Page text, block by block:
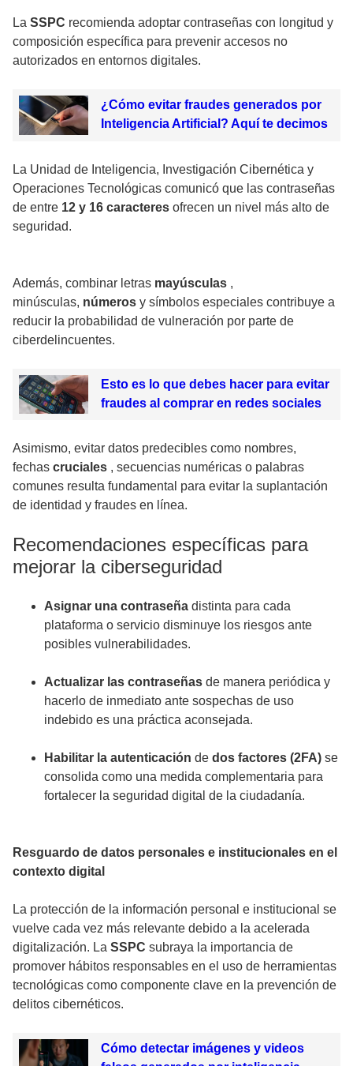
La SSPC recomienda adoptar contraseñas con longitud y
composición específica para prevenir accesos no
autorizados en entornos digitales.
¿Cómo evitar fraudes generados por
Inteligencia Artificial? Aquí te decimos
La Unidad de Inteligencia, Investigación Cibernética y
Operaciones Tecnológicas comunicó que las contraseñas
de entre 12 y 16 caracteres ofrecen un nivel más alto de
seguridad.
Además, combinar letras mayúsculas ,
minúsculas, números y símbolos especiales contribuye a
reducir la probabilidad de vulneración por parte de
ciberdelincuentes.
Esto es lo que debes hacer para evitar
fraudes al comprar en redes sociales
Asimismo, evitar datos predecibles como nombres,
fechas cruciales , secuencias numéricas o palabras
comunes resulta fundamental para evitar la suplantación
de identidad y fraudes en línea.
Recomendaciones específicas para
mejorar la ciberseguridad
Asignar una contraseña distinta para cada
plataforma o servicio disminuye los riesgos ante
posibles vulnerabilidades.
Actualizar las contraseñas de manera periódica y
hacerlo de inmediato ante sospechas de uso
indebido es una práctica aconsejada.
Habilitar la autenticación de dos factores (2FA) se
consolida como una medida complementaria para
fortalecer la seguridad digital de la ciudadanía.
Resguardo de datos personales e institucionales en el
contexto digital
La protección de la información personal e institucional se
vuelve cada vez más relevante debido a la acelerada
digitalización. La SSPC subraya la importancia de
promover hábitos responsables en el uso de herramientas
tecnológicas como componente clave en la prevención de
delitos cibernéticos.
Cómo detectar imágenes y videos